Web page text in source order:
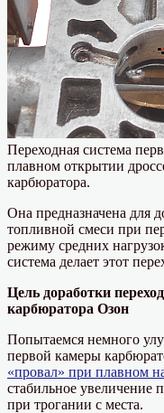
Переходная система
плавном открытии
карбюратора.
Она предназначена для
топливной смеси при
режиму средних
система делает этот
Цель доработки
карбюратора Озон
Попытаемся немного
первой камеры
«провал» при плавном
стабильное увеличение
при трогании с места.